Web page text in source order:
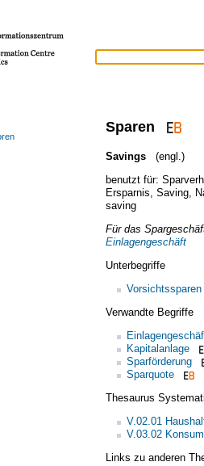
Sparen
Savings
(engl.)
benutzt für:
Ersparnis Saving,
saving
Für das
Einlagengeschäft
Unterbegriffe
Vorsichtssparen
Verwandte Begriffe
Kapitalanlage
Sparförderung
Sparquote
Thesaurus
V.02.01
V.03.02
Links zu anderen